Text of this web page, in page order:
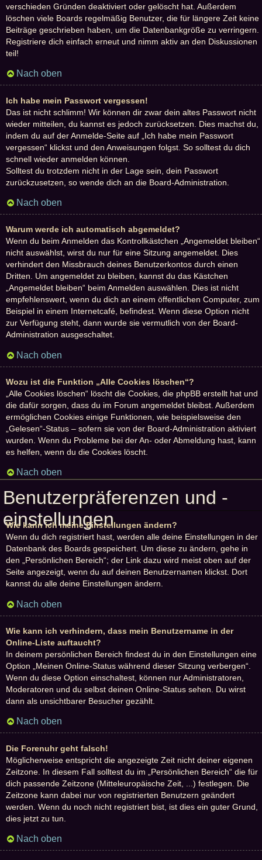
verschieden Gründen deaktiviert oder gelöscht hat. Außerdem
löschen viele Boards regelmäßig Benutzer, die für längere Zeit keine
Beiträge geschrieben haben, um die Datenbankgröße zu verringern.
Registriere dich einfach erneut und nimm aktiv an den Diskussionen
teil!
Nach oben
Ich habe mein Passwort vergessen!
Das ist nicht schlimm! Wir können dir zwar dein altes Passwort nicht
wieder mitteilen, du kannst es jedoch zurücksetzen. Dies machst du,
indem du auf der Anmelde-Seite auf „Ich habe mein Passwort
vergessen“ klickst und den Anweisungen folgst. So solltest du dich
schnell wieder anmelden können.
Solltest du trotzdem nicht in der Lage sein, dein Passwort
zurückzusetzen, so wende dich an die Board-Administration.
Nach oben
Warum werde ich automatisch abgemeldet?
Wenn du beim Anmelden das Kontrollkästchen „Angemeldet bleiben“
nicht auswählst, wirst du nur für eine Sitzung angemeldet. Dies
verhindert den Missbrauch deines Benutzerkontos durch einen
Dritten. Um angemeldet zu bleiben, kannst du das Kästchen
„Angemeldet bleiben“ beim Anmelden auswählen. Dies ist nicht
empfehlenswert, wenn du dich an einem öffentlichen Computer, zum
Beispiel in einem Internetcafé, befindest. Wenn diese Option nicht
zur Verfügung steht, dann wurde sie vermutlich von der Board-
Administration ausgeschaltet.
Nach oben
Wozu ist die Funktion „Alle Cookies löschen“?
„Alle Cookies löschen“ löscht die Cookies, die phpBB erstellt hat und
die dafür sorgen, dass du im Forum angemeldet bleibst. Außerdem
ermöglichen Cookies einige Funktionen, wie beispielsweise den
„Gelesen“-Status – sofern sie von der Board-Administration aktiviert
wurden. Wenn du Probleme bei der An- oder Abmeldung hast, kann
es helfen, wenn du die Cookies löscht.
Nach oben
Benutzerpräferenzen und -
einstellungen
Wie kann ich meine Einstellungen ändern?
Wenn du dich registriert hast, werden alle deine Einstellungen in der
Datenbank des Boards gespeichert. Um diese zu ändern, gehe in
den „Persönlichen Bereich“; der Link dazu wird meist oben auf der
Seite angezeigt, wenn du auf deinen Benutzernamen klickst. Dort
kannst du alle deine Einstellungen ändern.
Nach oben
Wie kann ich verhindern, dass mein Benutzername in der
Online-Liste auftaucht?
In deinem persönlichen Bereich findest du in den Einstellungen eine
Option „Meinen Online-Status während dieser Sitzung verbergen“.
Wenn du diese Option einschaltest, können nur Administratoren,
Moderatoren und du selbst deinen Online-Status sehen. Du wirst
dann als unsichtbarer Besucher gezählt.
Nach oben
Die Forenuhr geht falsch!
Möglicherweise entspricht die angezeigte Zeit nicht deiner eigenen
Zeitzone. In diesem Fall solltest du im „Persönlichen Bereich“ die für
dich passende Zeitzone (Mitteleuropäische Zeit, ...) festlegen. Die
Zeitzone kann dabei nur von registrierten Benutzern geändert
werden. Wenn du noch nicht registriert bist, ist dies ein guter Grund,
dies jetzt zu tun.
Nach oben